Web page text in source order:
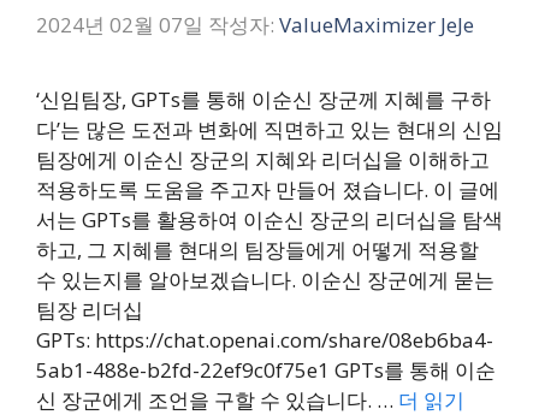
2024년 02월 07일 작성자: ValueMaximizer JeJe
‘신임팀장, GPTs를 통해 이순신 장군께 지혜를 구하
다’는 많은 도전과 변화에 직면하고 있는 현대의 신임
팀장에게 이순신 장군의 지혜와 리더십을 이해하고
적용하도록 도움을 주고자 만들어 졌습니다. 이 글에
서는 GPTs를 활용하여 이순신 장군의 리더십을 탐색
하고, 그 지혜를 현대의 팀장들에게 어떻게 적용할
수 있는지를 알아보겠습니다. 이순신 장군에게 묻는
팀장 리더십
GPTs: https://chat.openai.com/share/08eb6ba4-
5ab1-488e-b2fd-22ef9c0f75e1 GPTs를 통해 이순
신 장군에게 조언을 구할 수 있습니다. … 더 읽기